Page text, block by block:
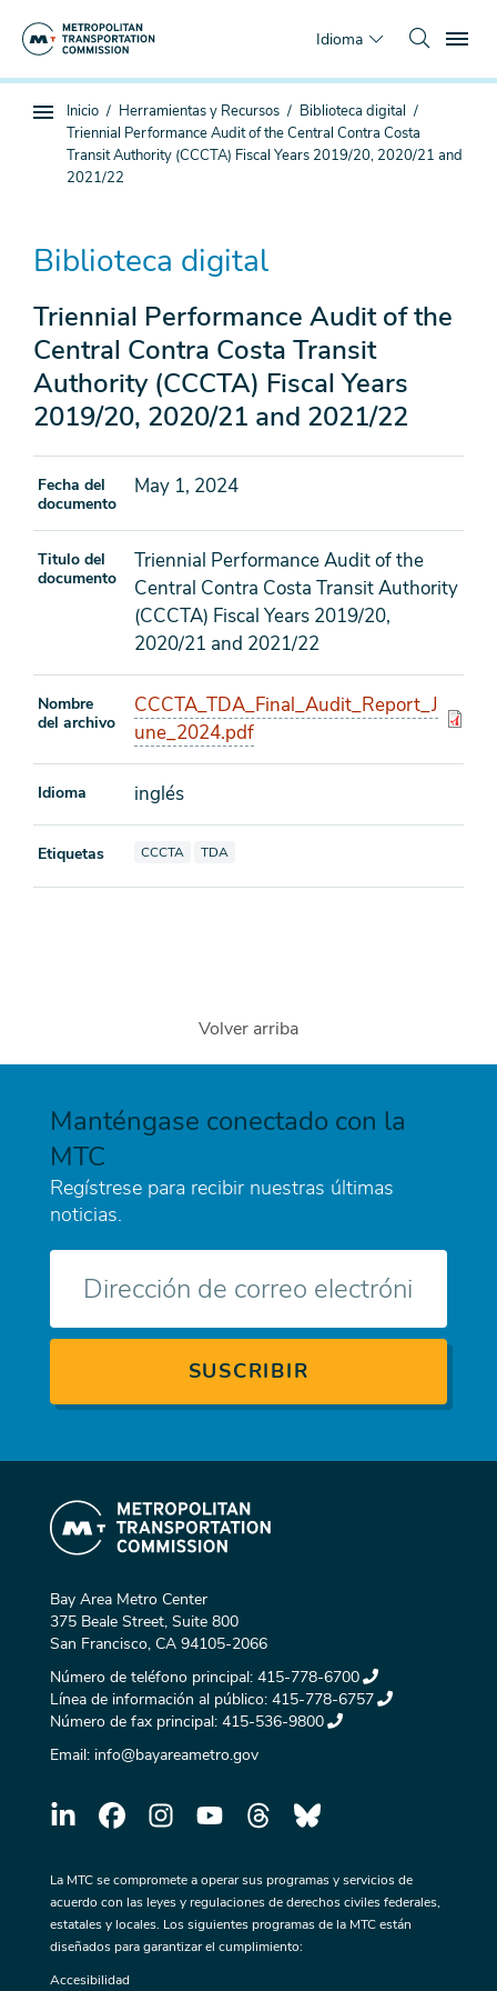
Idioma
Navegación
subpágina
Estás
aquí
Inicio Herramientas y Recursos
Biblioteca digital
Triennial Performance Audit of the Central Contra Costa
Transit Authority (CCCTA) Fiscal Years 2019/20, 2020/21 and
2021/22
Biblioteca digital
Triennial Performance Audit of the
Central Contra Costa Transit
Authority (CCCTA) Fiscal Years
2019/20, 2020/21 and 2021/22
Fecha del
documento
May 1, 2024
Titulo del
documento
Triennial Performance Audit of the
Central Contra Costa Transit Authority
(CCCTA) Fiscal Years 2019/20,
2020/21 and 2021/22
Nombre
del archivo
CCCTA_TDA_Final_Audit_Report_J
une_2024.pdf
Idioma inglés
Etiquetas Ver documentos también etiquetados como
CCCTA Ver documentos también etiquetados como
TDA
Volver arriba
Manténgase conectado con la
MTC
Regístrese para recibir nuestras últimas
noticias.
electrónico
Bay Area Metro Center
375 Beale Street, Suite 800
San Francisco, CA 94105-2066
Número de teléfono principal: 415-778-6700
Línea de información al público: 415-778-6757
Número de fax principal: 415-536-9800
Email: info@bayareametro.gov
La MTC se compromete a operar sus programas y servicios de
acuerdo con las leyes y regulaciones de derechos civiles federales,
estatales y locales. Los siguientes programas de la MTC están
diseñados para garantizar el cumplimiento:
Accesibilidad